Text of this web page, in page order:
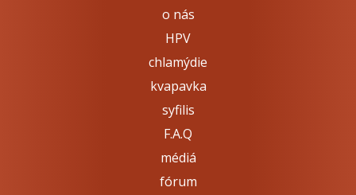
o nás
HPV
chlamýdie
kvapavka
syfilis
F.A.Q
médiá
fórum